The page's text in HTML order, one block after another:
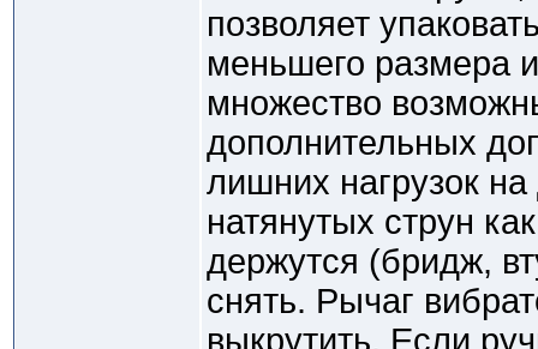
позволяет
меньшего размера
множество
дополнительных
лишних нагрузок
натянутых струн
держутся (бридж,
снять. Рычаг
выкрутить. Если